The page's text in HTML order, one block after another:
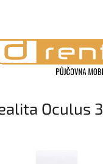
Oculus 3